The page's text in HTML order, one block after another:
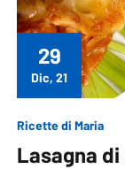
29
Dic, 21
Ricette di Maria
Lasagna di